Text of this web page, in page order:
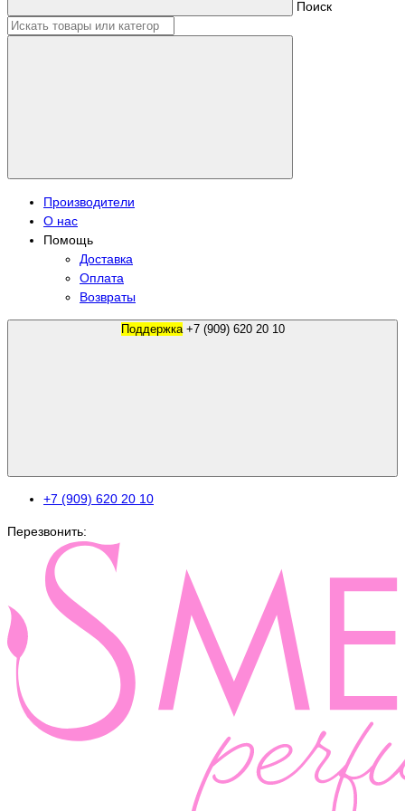
Поиск
Производители
О нас
Помощь
Доставка
Оплата
Возвраты
Поддержка +7 (909) 620 20 10
+7 (909) 620 20 10
Перезвонить: